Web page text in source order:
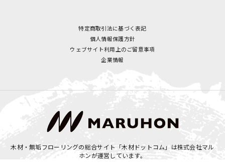
特定商取引法に基づく表記
個人情報保護方針
ウェブサイト利用上のご留意事項
企業情報
木材・無垢フローリングの総合サイト「木材ドットコム」は株式会社マル
ホンが運営しています。